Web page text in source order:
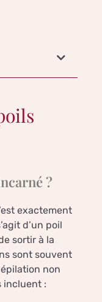
?
exactement
d’un poil
sortir à la
sont souvent
non
incluent :